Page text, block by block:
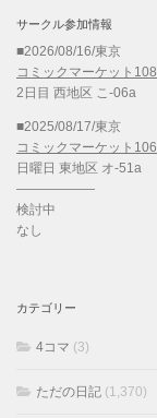
サークル参加情報
■2026/08/16/東京
コミックマーケット108
2日目 西地区 こ-06a
■2025/08/17/東京
コミックマーケット106
日曜日 東地区 オ-51a
——————
検討中
なし
カテゴリー
4コマ (3)
ただの日記 (1,370)